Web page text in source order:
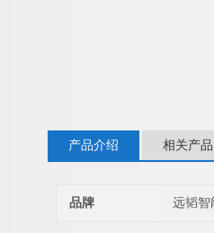
产品介绍 相关产品
品牌 远韬智